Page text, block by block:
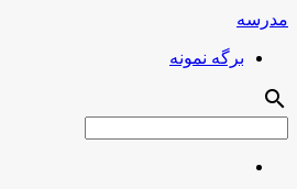
مدرسه
برگه نمونه
search